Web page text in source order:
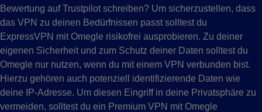
Bewertung auf Trustpilot schreiben? Um sicherzustellen, dass
das VPN zu deinen Bedürfnissen passt solltest du
ExpressVPN mit Omegle risikofrei ausprobieren. Zu deiner
eigenen Sicherheit und zum Schutz deiner Daten solltest du
Omegle nur nutzen, wenn du mit einem VPN verbunden bist.
Hierzu gehören auch potenziell identifizierende Daten wie
deine IP-Adresse. Um diesen Eingriff in deine Privatsphäre zu
vermeiden, solltest du ein Premium VPN mit Omegle